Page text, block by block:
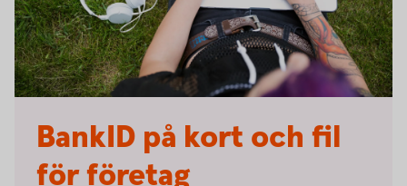
BankID på kort och fil
för företag